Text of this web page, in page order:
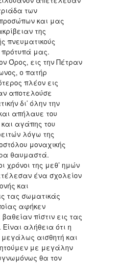
των
και μας
της
πνευματικούς
πρότυπά μας.
Όρος, εις την Πέτραν
ο πατήρ
πλέον εις
αποτελούσε
δι’ όλην την
απήλαυε του
αγάπης του
λόγω της
μοναχικής
θαυμαστά.
χρόνοι της μεθ’ ημών
ένα σχολείον
και
τας σωματικάς
αφήκεν
πίστιν εις τας
αλήθεια ότι η
μεγάλως αισθητή και
με μεγάλην
θα τον